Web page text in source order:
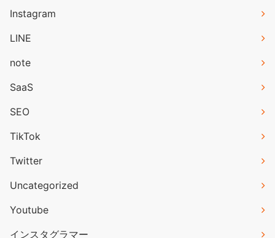
Instagram
LINE
note
SaaS
SEO
TikTok
Twitter
Uncategorized
Youtube
インスタグラマー